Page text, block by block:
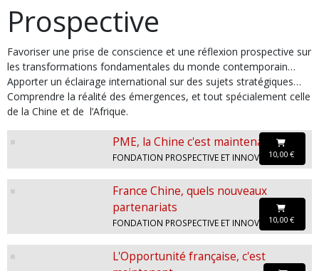
Prospective
Favoriser une prise de conscience et une réflexion prospective sur
les transformations fondamentales du monde contemporain…
Apporter un éclairage international sur des sujets stratégiques…
Comprendre la réalité des émergences, et tout spécialement celle
de la Chine et de l’Afrique.
PME, la Chine c'est maintenant
FONDATION PROSPECTIVE ET INNOVATION
10,00 €
France Chine, quels nouveaux
partenariats
FONDATION PROSPECTIVE ET INNOVATION
10,00 €
L'Opportunité française, c'est